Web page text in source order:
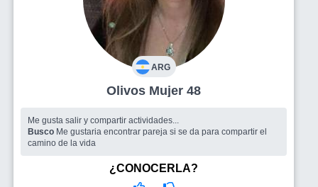
ARG
Olivos Mujer 48
Me gusta salir y compartir actividades...
Busco Me gustaria encontrar pareja si se da para compartir el
camino de la vida
¿CONOCERLA?